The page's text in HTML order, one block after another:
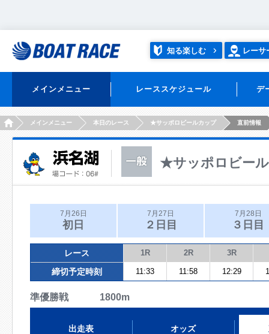
知る楽しむ レーサ
メインメニュー レーススケジュール デ
HOMEメインメニュー 本日のレース ★サッポロビールカップ 直前情報
★サッポロビー
7月26日
初日
7月27日
２日目
7月28日
３日目
レース 1R 2R 3R
締切予定時刻 11:33 11:58 12:29
準優勝戦 1800m
出走表 オッズ